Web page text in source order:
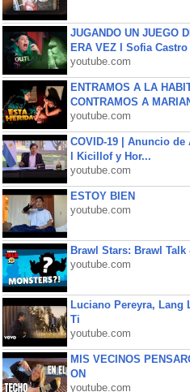
JUGANDO UN JUEGO
ERA VEZ l Sofia Castro
youtube.com
ENTRAMOS A LA
CONTRAMOS A
youtube.com
COVID-19 | Anuncio
l Kicillof y Hor...
youtube.com
ESTOY BIEN
youtube.com
Brawl Stars: Brawl
youtube.com
Luciano Pereyra, Lang
Ti
youtube.com
MIS VECINOS
ON
youtube.com